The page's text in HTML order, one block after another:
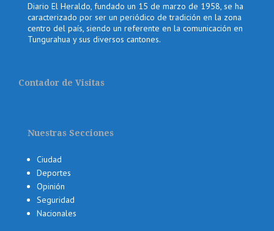
Diario El Heraldo, fundado un 15 de marzo de 1958, se ha
caracterizado por ser un periódico de tradición en la zona
centro del país, siendo un referente en la comunicación en
Tungurahua y sus diversos cantones.
Contador de Visitas
Nuestras Secciones
Ciudad
Deportes
Opinión
Seguridad
Nacionales